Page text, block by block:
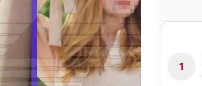
1